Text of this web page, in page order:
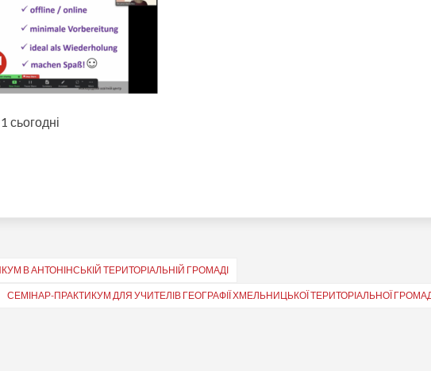
1 сьогодні
В АНТОНІНСЬКІЙ ТЕРИТОРІАЛЬНІЙ ГРОМАДІ
СЕМІНАР-ПРАКТИКУМ ДЛЯ УЧИТЕЛІВ ГЕОГРАФІЇ ХМЕЛЬНИЦЬКОЇ ТЕРИТОРІАЛЬНОЇ